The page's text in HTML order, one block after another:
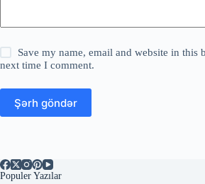
Save my name, email and website in this
next time I comment.
Şərh göndər
Populer Yazılar